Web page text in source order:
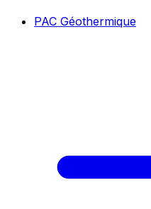
PAC Géothermique